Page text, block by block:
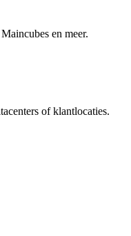
en meer.
of klantlocaties.